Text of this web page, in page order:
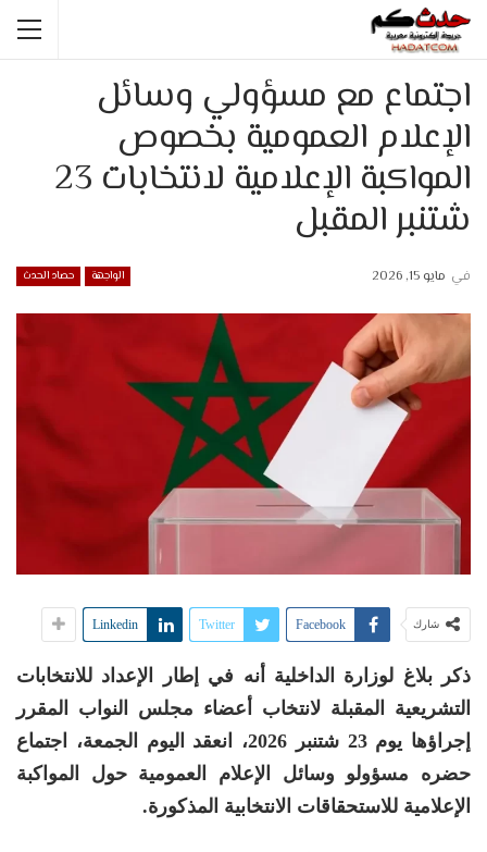
اجتماع مع مسؤولي وسائل
الإعلام العمومية بخصوص
المواكبة الإعلامية لانتخابات 23
شتنبر المقبل
الواجهة حصاد الحدث في مايو 15, 2026
شارك Facebook
Twitter
Linkedin
ذكر بلاغ لوزارة الداخلية أنه في إطار الإعداد للانتخابات
التشريعية المقبلة لانتخاب أعضاء مجلس النواب المقرر
إجراؤها يوم 23 شتنبر 2026، انعقد اليوم الجمعة، اجتماع
حضره مسؤولو وسائل الإعلام العمومية حول المواكبة
الإعلامية للاستحقاقات الانتخابية المذكورة.